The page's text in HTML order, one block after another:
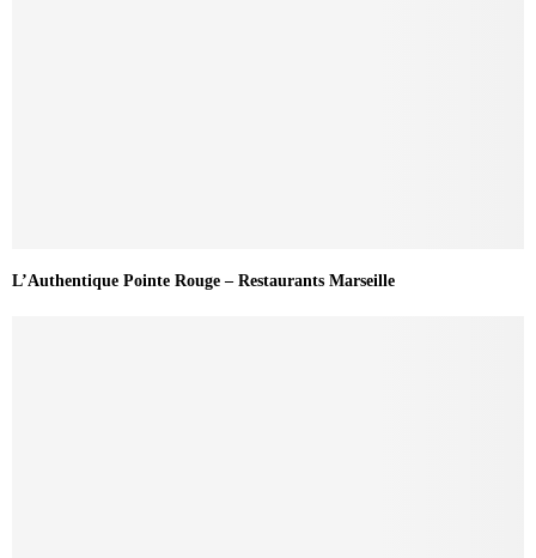
L’Authentique Pointe Rouge – Restaurants Marseille